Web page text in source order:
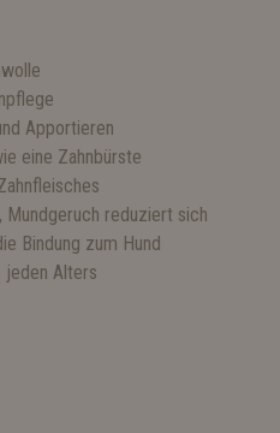
Apportieren
eine Zahnbürste
Mundgeruch reduziert sich
Bindung zum Hund
jeden Alters